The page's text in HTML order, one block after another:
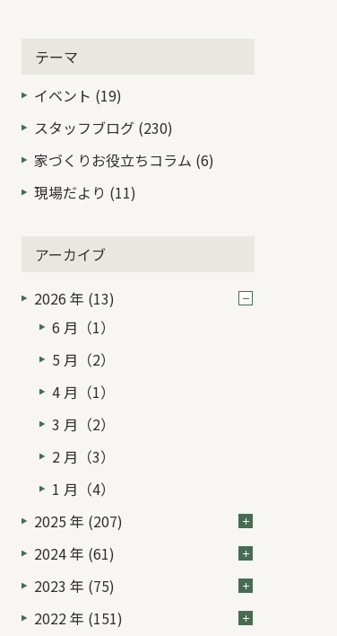
テーマ
イベント (19)
スタッフブログ (230)
家づくりお役立ちコラム (6)
現場だより (11)
アーカイブ
2026 年 (13)
6 月（1）
5 月（2）
4 月（1）
3 月（2）
2 月（3）
1 月（4）
2025 年 (207)
2024 年 (61)
2023 年 (75)
2022 年 (151)